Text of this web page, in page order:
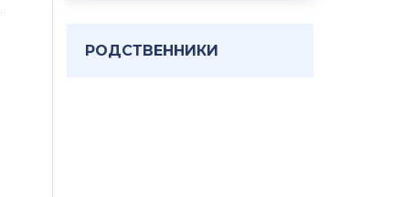
РОДСТВЕННИКИ